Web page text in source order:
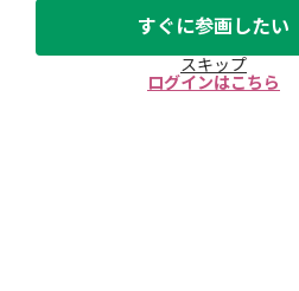
すぐに参画したい
スキップ
ログインはこちら